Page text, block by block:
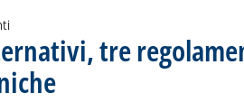
tre
. Sottotitolo: Consultazione UE fino al 30
. Pubblicata lunedì 02 dicembre 2024 alle